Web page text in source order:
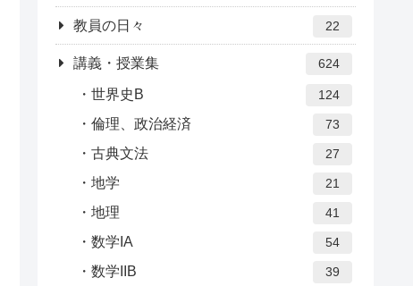
教員の日々 22
講義・授業集 624
世界史B 124
倫理、政治経済 73
古典文法 27
地学 21
地理 41
数学IA 54
数学IIB 39